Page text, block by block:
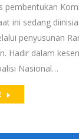
pembentukan
ini sedang
penyusunan
Hadir dalam
Nasional…